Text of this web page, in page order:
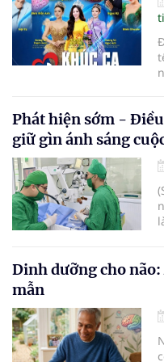
Phát hiện sớm -
giữ gìn ánh sáng
Dinh dưỡng cho
mẫn